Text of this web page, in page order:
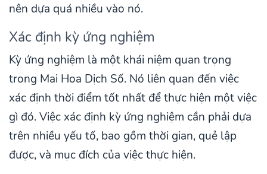
nên dựa quá nhiều vào nó.
Xác định kỳ ứng nghiệm
Kỳ ứng nghiệm là một khái niệm quan trọng
trong Mai Hoa Dịch Số. Nó liên quan đến việc
xác định thời điểm tốt nhất để thực hiện một việc
gì đó. Việc xác định kỳ ứng nghiệm cần phải dựa
trên nhiều yếu tố, bao gồm thời gian, quẻ lập
được, và mục đích của việc thực hiện.